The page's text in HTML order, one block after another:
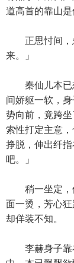
道高首的靠山是
正思忖间，
来。」
秦仙儿本已
间娇躯一软，身
势向前，竟跨
索性打定主意，
挣脱，伸出纤
吧。」
稍一坐定，
面一烫，芳心狂
却佯装不知。
李赫身子靠